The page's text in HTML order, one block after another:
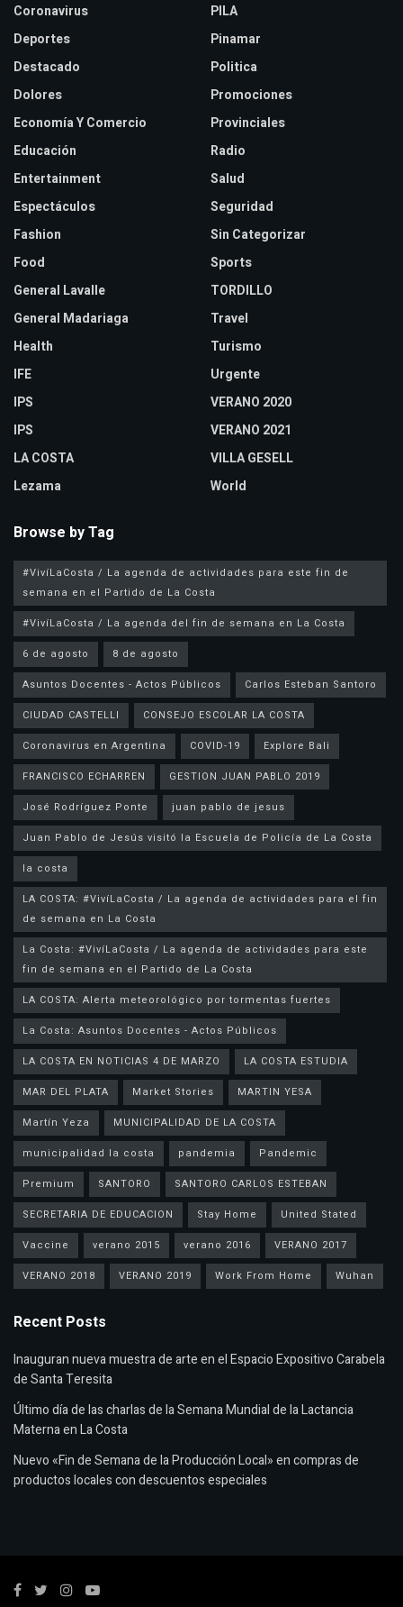
Coronavirus
Deportes
Destacado
Dolores
Economía Y Comercio
Educación
Entertainment
Espectáculos
Fashion
Food
General Lavalle
General Madariaga
Health
IFE
IPS
IPS
LA COSTA
Lezama
PILA
Pinamar
Politica
Promociones
Provinciales
Radio
Salud
Seguridad
Sin Categorizar
Sports
TORDILLO
Travel
Turismo
Urgente
VERANO 2020
VERANO 2021
VILLA GESELL
World
Browse by Tag
#VivíLaCosta / La agenda de actividades para este fin de
semana en el Partido de La Costa
#VivíLaCosta / La agenda del fin de semana en La Costa
6 de agosto
8 de agosto
Asuntos Docentes - Actos Públicos
Carlos Esteban Santoro
CIUDAD CASTELLI
CONSEJO ESCOLAR LA COSTA
Coronavirus en Argentina
COVID-19
Explore Bali
FRANCISCO ECHARREN
GESTION JUAN PABLO 2019
José Rodríguez Ponte
juan pablo de jesus
la costa
LA COSTA: #VivíLaCosta / La agenda de actividades para el fin
de semana en La Costa
La Costa: #VivíLaCosta / La agenda de actividades para este
fin de semana en el Partido de La Costa
LA COSTA: Alerta meteorológico por tormentas fuertes
La Costa: Asuntos Docentes - Actos Públicos
LA COSTA EN NOTICIAS 4 DE MARZO
LA COSTA ESTUDIA
MAR DEL PLATA
Market Stories
MARTIN YESA
Martín Yeza
MUNICIPALIDAD DE LA COSTA
municipalidad la costa
pandemia
Pandemic
Premium
SANTORO
SANTORO CARLOS ESTEBAN
SECRETARIA DE EDUCACION
Stay Home
United Stated
Vaccine
verano 2015 verano 2016
VERANO 2017
VERANO 2018
VERANO 2019 Work From Home Wuhan
Recent Posts
Inauguran nueva muestra de arte en el Espacio Expositivo Carabela
de Santa Teresita
Último día de las charlas de la Semana Mundial de la Lactancia
Materna en La Costa
Nuevo «Fin de Semana de la Producción Local» en compras de
productos locales con descuentos especiales